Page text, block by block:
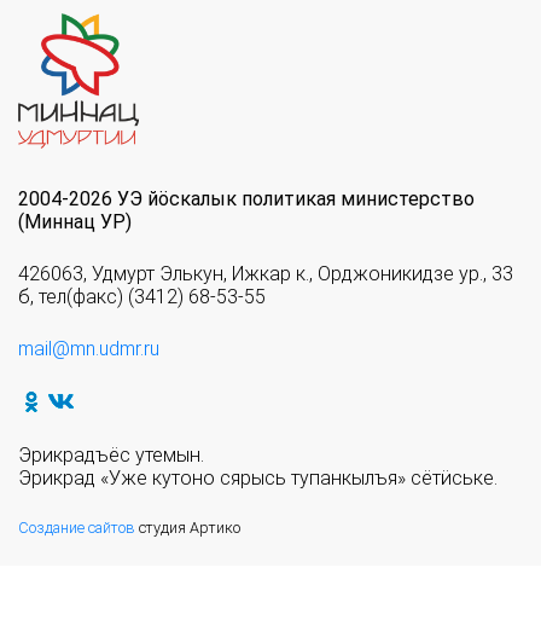
2004-2026 УЭ йöскалык политикая министерство
(Миннац УР)
426063, Удмурт Элькун, Ижкар к., Орджоникидзе ур., 33
б, тел(факс) (3412) 68-53-55
mail@mn.udmr.ru
Эрикрадъёс утемын.
Эрикрад «Уже кутоно сярысь тупанкылъя» сётӥське.
Создание сайтов студия Артико